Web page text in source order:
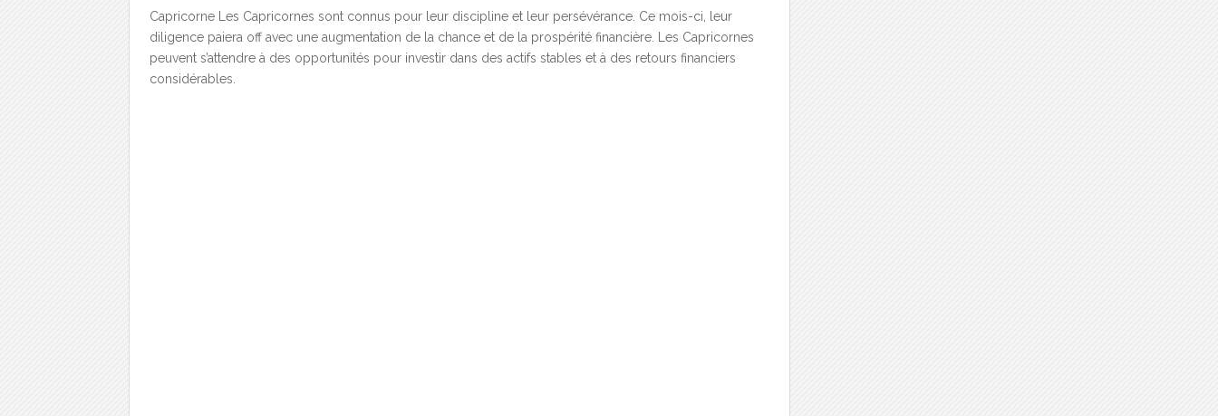
Capricorne Les Capricornes sont connus pour leur discipline et leur persévérance. Ce mois-ci, leur
diligence paiera off avec une augmentation de la chance et de la prospérité financière. Les Capricornes
peuvent s’attendre à des opportunités pour investir dans des actifs stables et à des retours financiers
considérables.